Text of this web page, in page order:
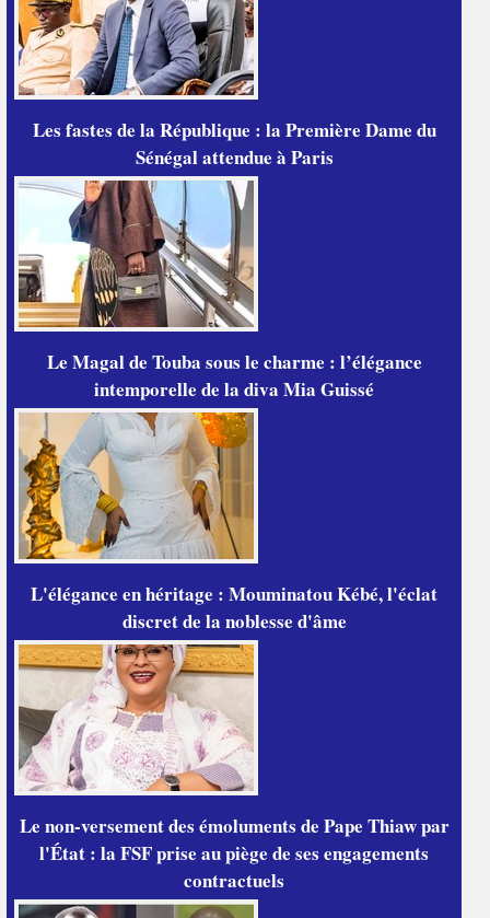
Les fastes de la République : la Première Dame du
Sénégal attendue à Paris
Le Magal de Touba sous le charme : l’élégance
intemporelle de la diva Mia Guissé
L'élégance en héritage : Mouminatou Kébé, l'éclat
discret de la noblesse d'âme
Le non-versement des émoluments de Pape Thiaw par
l'État : la FSF prise au piège de ses engagements
contractuels